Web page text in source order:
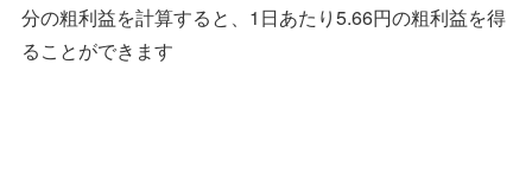
分の粗利益を計算すると、1日あたり5.66円の粗利益を得
ることができます